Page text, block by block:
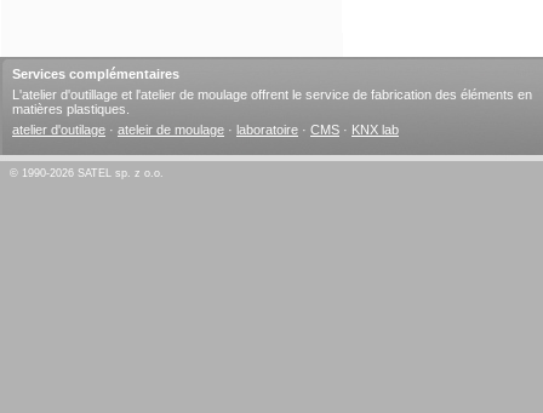
Services complémentaires
L'atelier d'outillage et l'atelier de moulage offrent le service de fabrication des éléments en
matières plastiques.
atelier d'outilage · ateleir de moulage · laboratoire · CMS · KNX lab
© 1990-2026 SATEL sp. z o.o.